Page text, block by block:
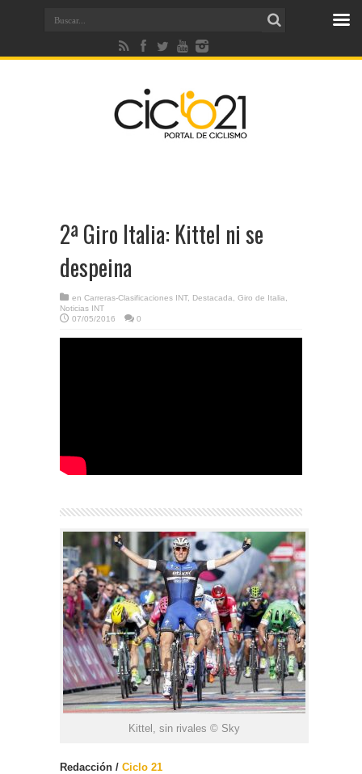
2ª Giro Italia: Kittel ni se
despeina
en Carreras-Clasificaciones INT, Destacada Giro de Italia
Noticias INT
07/05/2016
0
Kittel, sin rivales © Sky
Redacción / Ciclo 21